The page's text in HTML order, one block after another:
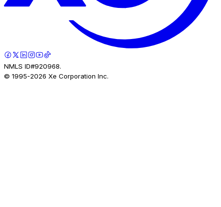
NMLS ID#920968.
© 1995-2026 Xe Corporation Inc.